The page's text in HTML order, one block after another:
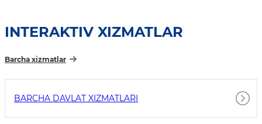
INTERAKTIV XIZMATLAR
Barcha xizmatlar
BARCHA DAVLAT XIZMATLARI